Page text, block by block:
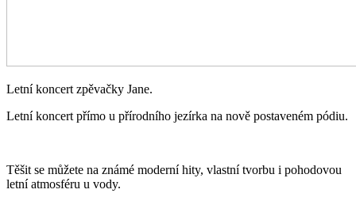
Letní koncert zpěvačky Jane.
Letní koncert přímo u přírodního jezírka na nově postaveném pódiu.
Těšit se můžete na známé moderní hity, vlastní tvorbu i pohodovou
letní atmosféru u vody.